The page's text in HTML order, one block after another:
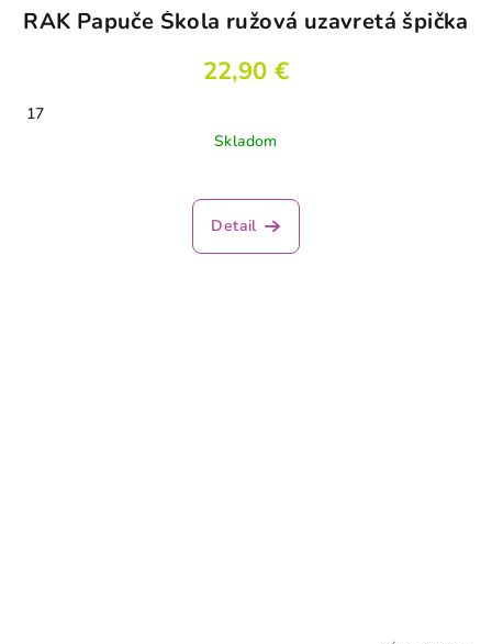
RAK Papuče Škola ružová uzavretá špička
22,90 €
17
Skladom
Detail